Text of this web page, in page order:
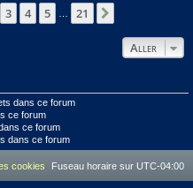
21
3 4 5 21
Aller
dans ce forum
ce forum
ce forum
dans ce forum
Fuseau horaire sur UTC-04:00
cookies